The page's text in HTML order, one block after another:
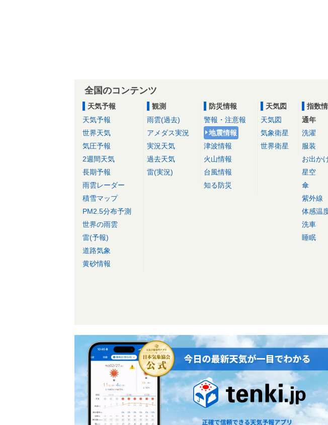
全国のコンテンツ
天気予報
天気予報
世界天気
気圧予報
2週間天気
長期予報
雨雲レーダー
積雪マップ
PM2.5分布予測
世界の雨雲
雷(予報)
道路気象
黄砂情報
観測
雨雲(過去)
アメダス実況
実況天気
過去天気
雷(実況)
防災情報
警報・注意報
地震情報
津波情報
火山情報
台風情報
知る防災
天気図
天気図
気象衛星
世界衛星
指数
通年
洗濯
服装
お出か
星空
傘
紫外線
体感温
洗車
睡眠